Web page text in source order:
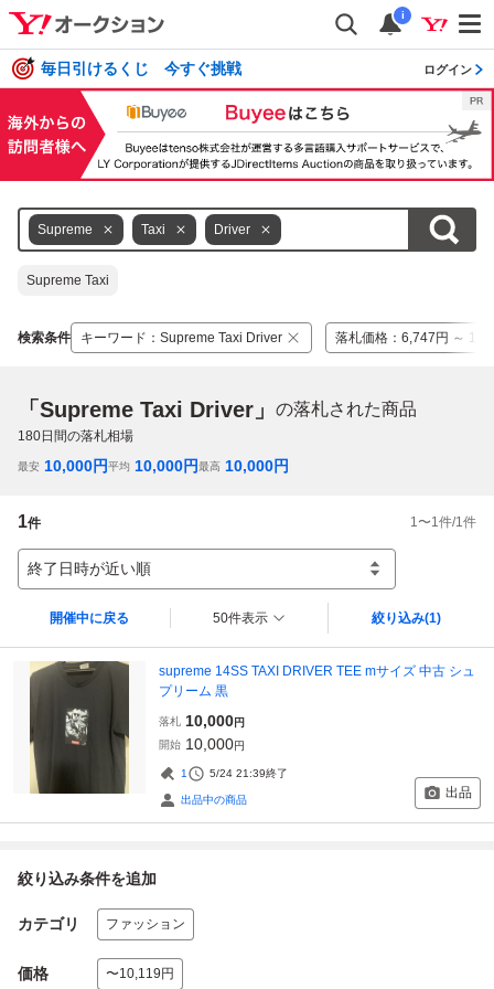
i
毎日引けるくじ 今すぐ挑戦 ログイン
Supreme Taxi Driver
Supreme Taxi
検索条件 キーワード ： Supreme Taxi Driver 落札価格 ： 6,747円 ～
「Supreme Taxi Driver」 の落札された商品
180日間の落札相場
最安 10,000円平均 10,000円最高 10,000円
1件 1 〜1 件/1 件
終了日時が近い順
開催中に戻る 50件表示 絞り込み(1)
supreme 14SS TAXI DRIVER TEE mサイズ 中古 シュ
プリーム 黒
落札 10,000円
開始 10,000円
1 5/24 21:39終了
出品中の商品 出品
絞り込み条件を追加
カテゴリ ファッション
価格 〜10,119円